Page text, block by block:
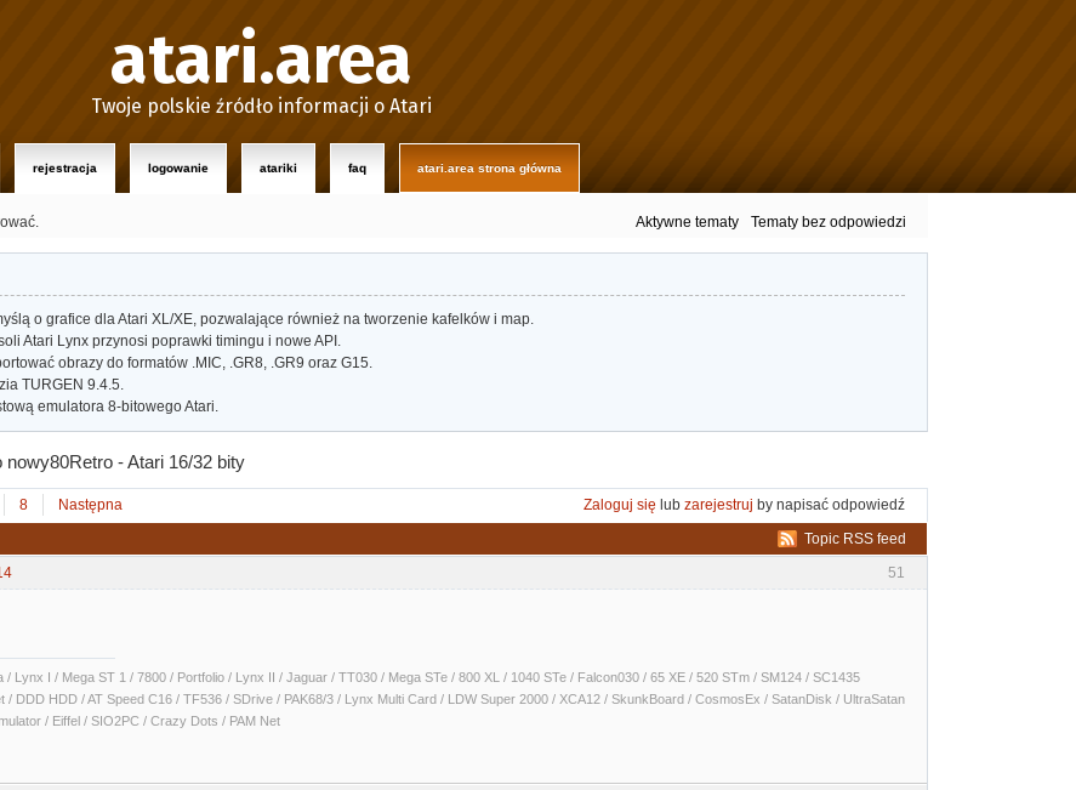
atari.area
Twoje polskie źródło informacji o Atari
rejestracja logowanie atariki faq atari.area strona główna
Aktywne tematy Tematy bez odpowiedzi
o grafice dla Atari XL/XE, pozwalające również na tworzenie kafelków i map.
Atari Lynx przynosi poprawki timingu i nowe API.
obrazy do formatów .MIC, .GR8, .GR9 oraz G15.
TURGEN 9.4.5.
emulatora 8-bitowego Atari.
nowy80Retro - Atari 16/32 bity
8 Następna Zaloguj się lub zarejestruj by napisać odpowiedź
Topic RSS feed
51
/ Lynx I / Mega ST 1 / 7800 / Portfolio / Lynx II / Jaguar / TT030 / Mega STe / 800 XL / 1040 STe / Falcon030 / 65 XE / 520 STm / SM124 / SC1435
/ DDD HDD / AT Speed C16 / TF536 / SDrive / PAK68/3 / Lynx Multi Card / LDW Super 2000 / XCA12 / SkunkBoard / CosmosEx / SatanDisk / UltraSatan
/ Eiffel / SIO2PC / Crazy Dots / PAM Net